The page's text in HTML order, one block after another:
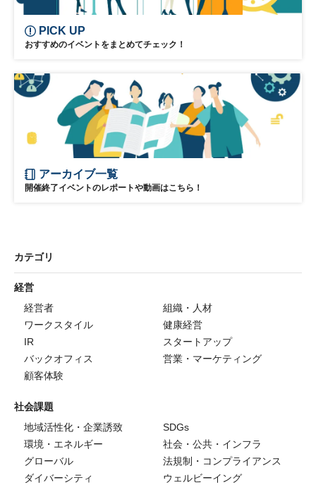
PICK UP
おすすめのイベントをまとめてチェック！
アーカイブ一覧
開催終了イベントのレポートや動画はこちら！
カテゴリ
経営
経営者
組織・人材
ワークスタイル
健康経営
IR
スタートアップ
バックオフィス
営業・マーケティング
顧客体験
社会課題
地域活性化・企業誘致
SDGs
環境・エネルギー
社会・公共・インフラ
グローバル
法規制・コンプライアンス
ダイバーシティ
ウェルビーイング